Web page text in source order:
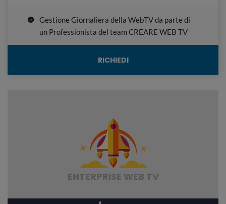
Gestione Giornaliera della WebTV da parte di
un Professionista del team CREARE WEB TV
RICHIEDI
ENTERPRISE WEB TV